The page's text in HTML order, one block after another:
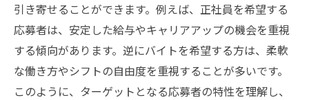
引き寄せることができます。例えば、正社員を希望する
応募者は、安定した給与やキャリアアップの機会を重視
する傾向があります。逆にバイトを希望する方は、柔軟
な働き方やシフトの自由度を重視することが多いです。
このように、ターゲットとなる応募者の特性を理解し、